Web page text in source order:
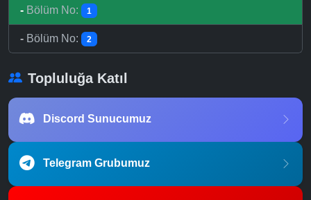
- Bölüm No: 1
- Bölüm No: 2
Topluluğa Katıl
Discord Sunucumuz
Telegram Grubumuz